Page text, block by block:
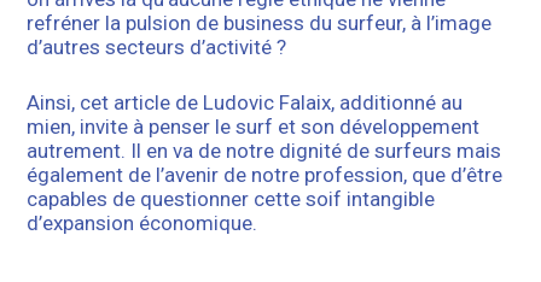
refréner la pulsion de business du surfeur, à l’image
d’autres secteurs d’activité ?
Ainsi, cet article de Ludovic Falaix, additionné au
mien, invite à penser le surf et son développement
autrement. Il en va de notre dignité de surfeurs mais
également de l’avenir de notre profession, que d’être
capables de questionner cette soif intangible
d’expansion économique.